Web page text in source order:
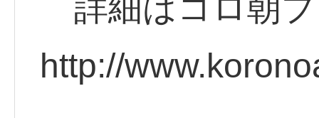
詳細はコロ朝
http://